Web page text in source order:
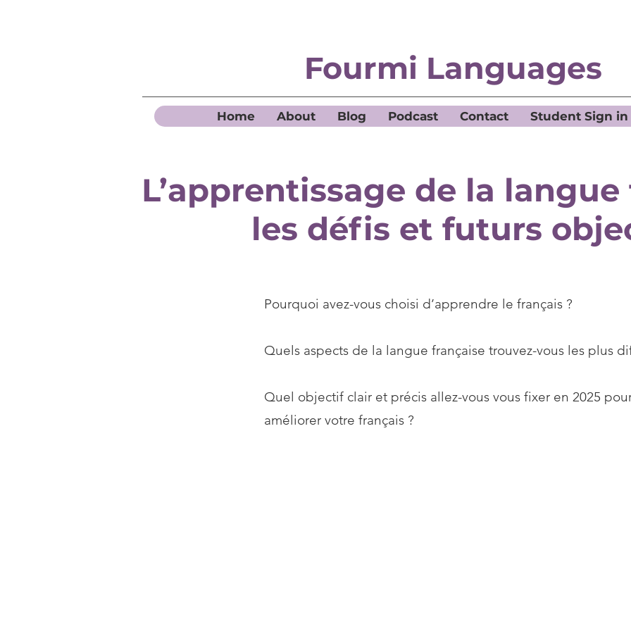
Fourmi Languages
Home About Blog Podcast Contact Student Sign in
L’apprentissage de la
les défis et futurs
Pourquoi avez-vous choisi d’apprendre le français ?
Quels aspects de la langue française trouvez-vous les plus
Quel objectif clair et précis allez-vous vous fixer en 2025
améliorer votre français ?